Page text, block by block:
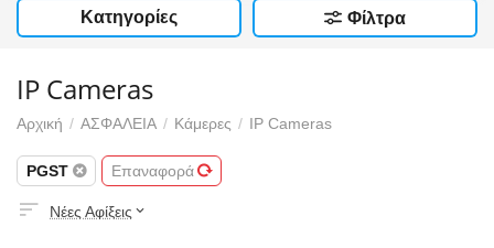
Κατηγορίες Φίλτρα
IP Cameras
Αρχική / ΑΣΦΑΛΕΙΑ / Κάμερες / IP Cameras
PGST Επαναφορά
Νέες Αφίξεις